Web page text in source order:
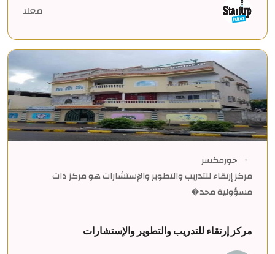
معلا
خورمكسر
مركز إرتقاء للتدريب والتطوير والإستشارات هو مركز ذات
مسؤولية محد�
مركز إرتقاء للتدريب والتطوير والإستشارات